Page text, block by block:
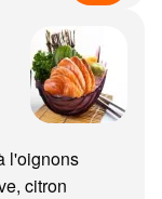
l'oignons
citron